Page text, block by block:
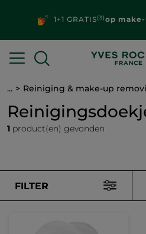
1+1 GRATIS(3)op
... Reiniging & make-up
1 product(en) gevonden
FILTER